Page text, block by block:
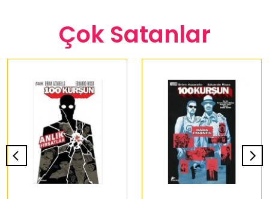
Çok Satanlar